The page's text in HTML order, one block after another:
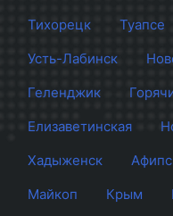
Тихорецк
Туапсе
Усть-Лабинск
Геленджик
Елизаветинская
Хадыженск
Майкоп
Крым